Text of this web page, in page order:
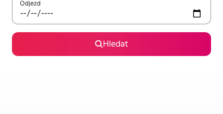
Odjezd
Hledat